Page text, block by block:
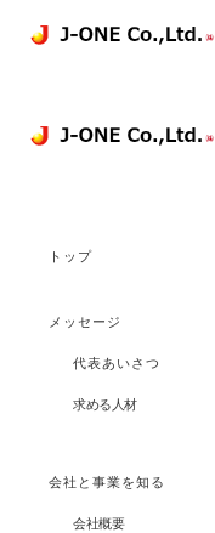
トップ
メッセージ
代表あいさつ
求める人材
会社と事業を知る
会社概要